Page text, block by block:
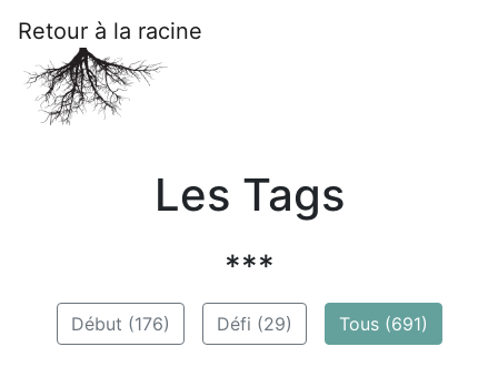
Retour à la racine
Les Tags
***
Début (176) Défi (29) Tous (691)